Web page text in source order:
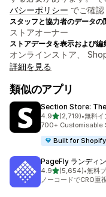
バシーポリシー でご確認
スタッフと協力者のデータの
ストアオーナー
ストアデータを表示および編
オンラインストア、
詳細を見る
類似のアプリ
Section Store:
4.95つ星中
(2,719)
合計レビュー数：
•無料イ
700+ Customisable
Built for Shopify
PageFly ランディ
4.95つ星中
(5,654)
合計レビュー数：
•無料
ノーコードでCRO重